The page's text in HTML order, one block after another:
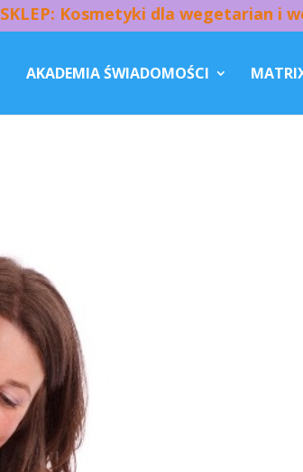
SKLEP: Kosmetyki dla wegetarian i
AKADEMIA ŚWIADOMOŚCI